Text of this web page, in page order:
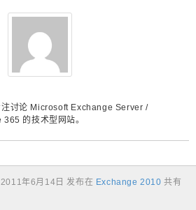
讨论 Microsoft Exchange Server /
365 的技术型网站。
2011年6月14日 发布在 Exchange 2010 共有